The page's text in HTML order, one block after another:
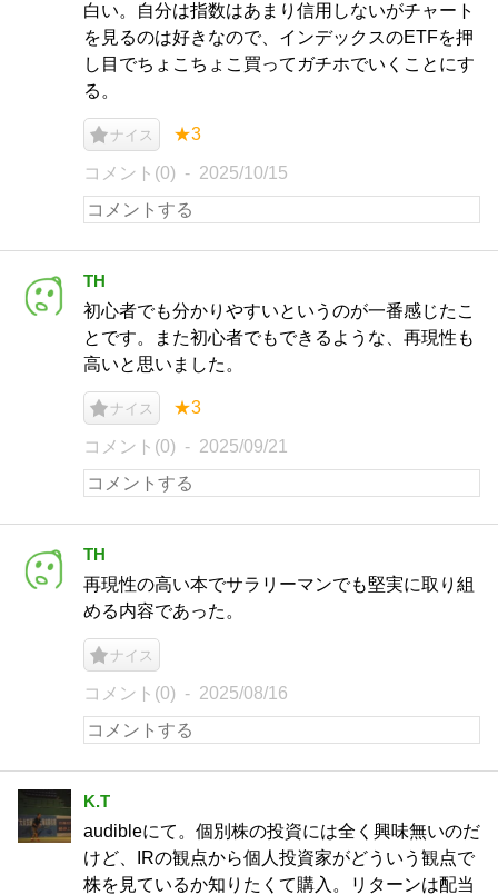
白い。自分は指数はあまり信用しないがチャート
を見るのは好きなので、インデックスのETFを押
し目でちょこちょこ買ってガチホでいくことにす
る。
ナイス ★3
コメント(0) 2025/10/15
TH
初心者でも分かりやすいというのが一番感じたこ
とです。また初心者でもできるような、再現性も
高いと思いました。
ナイス ★3
コメント(0) 2025/09/21
TH
再現性の高い本でサラリーマンでも堅実に取り組
める内容であった。
ナイス
コメント(0) 2025/08/16
K.T
audibleにて。個別株の投資には全く興味無いのだ
けど、IRの観点から個人投資家がどういう観点で
株を見ているか知りたくて購入。リターンは配当